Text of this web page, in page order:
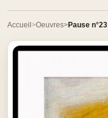
Accueil Oeuvres Pause n°23